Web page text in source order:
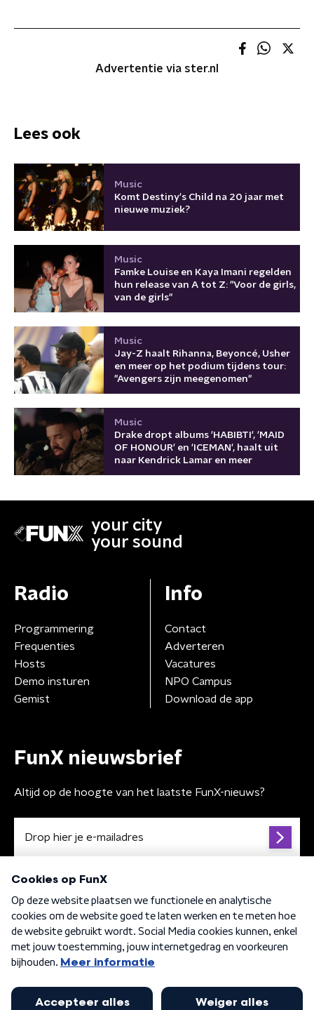
Advertentie via ster.nl
Lees ook
Music
Komt Destiny's Child na 20 jaar met
nieuwe muziek?
Music
Famke Louise en Kaya Imani regelden
hun release van A tot Z: "Voor de girls,
van de girls"
Music
Jay-Z haalt Rihanna, Beyoncé, Usher
en meer op het podium tijdens tour:
"Avengers zijn meegenomen"
Music
Drake dropt albums 'HABIBTI', 'MAID
OF HONOUR' en 'ICEMAN', haalt uit
naar Kendrick Lamar en meer
your city
your sound
Radio
Programmering
Frequenties
Hosts
Demo insturen
Gemist
Info
Contact
Adverteren
Vacatures
NPO Campus
Download de app
FunX nieuwsbrief
Altijd op de hoogte van het laatste FunX-nieuws?
Algemene voorwaarden Privacybeleid